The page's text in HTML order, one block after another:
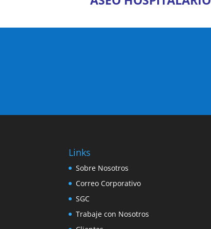
Links
Sobre Nosotros
Correo Corporativo
SGC
Trabaje con Nosotros